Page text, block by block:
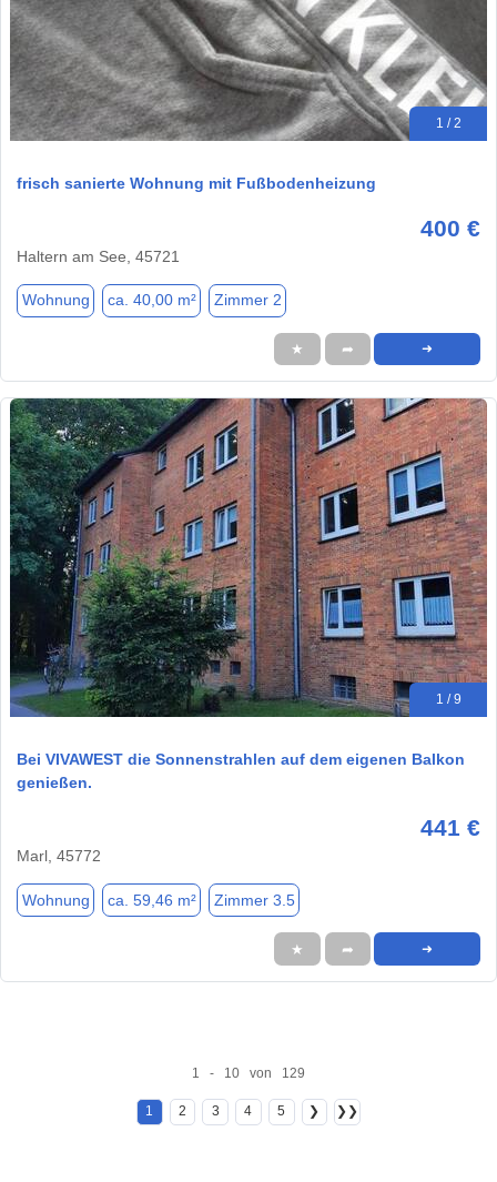
1 / 2
frisch sanierte Wohnung mit Fußbodenheizung
400 €
Haltern am See, 45721
Wohnung ca. 40,00 m² Zimmer 2
★ ➦ ➜
1 / 9
Bei VIVAWEST die Sonnenstrahlen auf dem eigenen Balkon
genießen.
441 €
Marl, 45772
Wohnung ca. 59,46 m² Zimmer 3.5
★ ➦ ➜
1 - 10 von 129
1 2 3 4 5 ❯ ❯❯